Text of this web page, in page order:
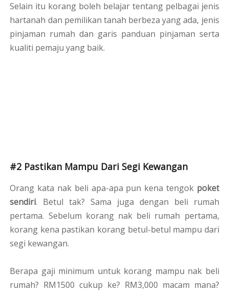
Selain itu korang boleh belajar tentang pelbagai jenis
hartanah dan pemilikan tanah berbeza yang ada, jenis
pinjaman rumah dan garis panduan pinjaman serta
kualiti pemaju yang baik.
#2 Pastikan Mampu Dari Segi Kewangan
Orang kata nak beli apa-apa pun kena tengok poket
sendiri. Betul tak? Sama juga dengan beli rumah
pertama. Sebelum korang nak beli rumah pertama,
korang kena pastikan korang betul-betul mampu dari
segi kewangan.
Berapa gaji minimum untuk korang mampu nak beli
rumah? RM1500 cukup ke? RM3,000 macam mana?